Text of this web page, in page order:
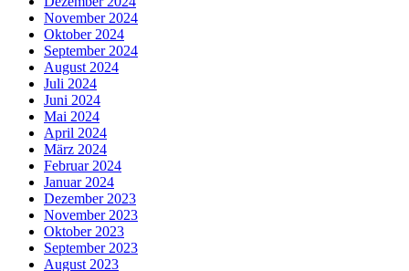
November 2024
Oktober 2024
September 2024
August 2024
Juli 2024
Juni 2024
Mai 2024
April 2024
März 2024
Februar 2024
Januar 2024
Dezember 2023
November 2023
Oktober 2023
September 2023
August 2023